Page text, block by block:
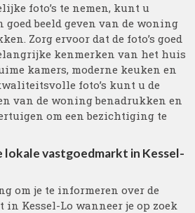
foto’s te nemen, kunt u
goed beeld geven van de woning
Zorg ervoor dat de foto’s goed
kenmerken van het huis
kamers, moderne keuken en
foto’s kunt u de
van de woning benadrukken en
om een bezichtiging te
lokale vastgoedmarkt in Kessel-
om je te informeren over de
in Kessel-Lo wanneer je op zoek